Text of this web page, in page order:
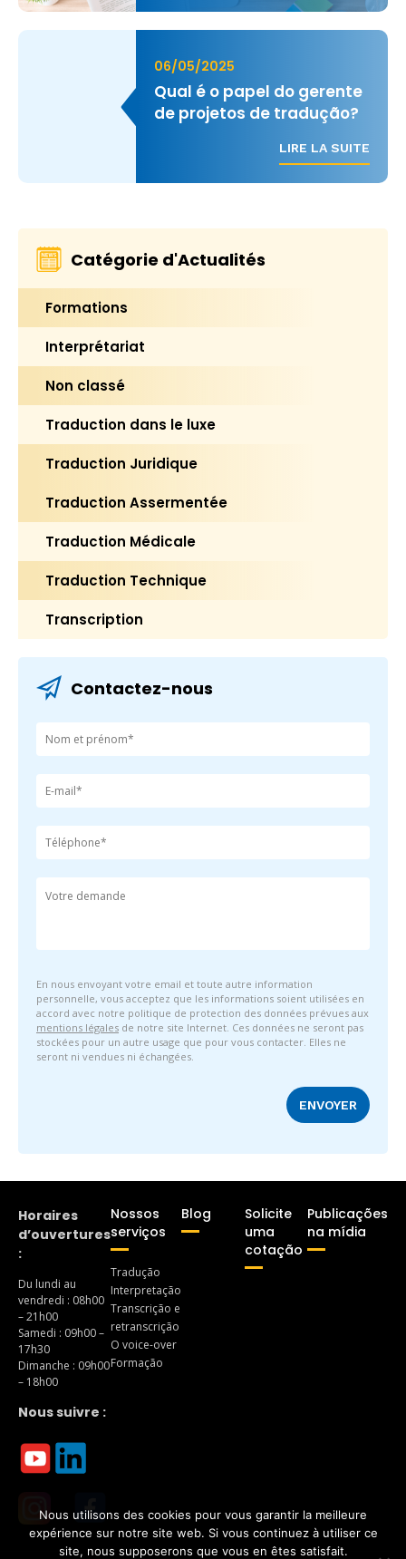
06/05/2025
Qual é o papel do gerente
de projetos de tradução?
LIRE LA SUITE
Catégorie d'Actualités
Formations
Interprétariat
Non classé
Traduction dans le luxe
Traduction Juridique
Traduction Assermentée
Traduction Médicale
Traduction Technique
Transcription
Contactez-nous
En nous envoyant votre email et toute autre information
personnelle, vous acceptez que les informations soient utilisées en
accord avec notre politique de protection des données prévues aux
mentions légales de notre site Internet. Ces données ne seront pas
stockées pour un autre usage que pour vous contacter. Elles ne
seront ni vendues ni échangées.
Horaires
d’ouvertures
:
Du lundi au
vendredi : 08h00
– 21h00
Samedi : 09h00 –
17h30
Dimanche : 09h00
– 18h00
Nous suivre :
Nossos
serviços
Tradução
Interpretação
Transcrição e
retranscrição
O voice-over
Formação
Blog
Solicite
uma
cotação
Publicações
na mídia
Nous utilisons des cookies pour vous garantir la meilleure
expérience sur notre site web. Si vous continuez à utiliser ce
site, nous supposerons que vous en êtes satisfait.